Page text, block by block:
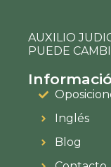
AUXILIO
PUEDE
Inglés
Blog